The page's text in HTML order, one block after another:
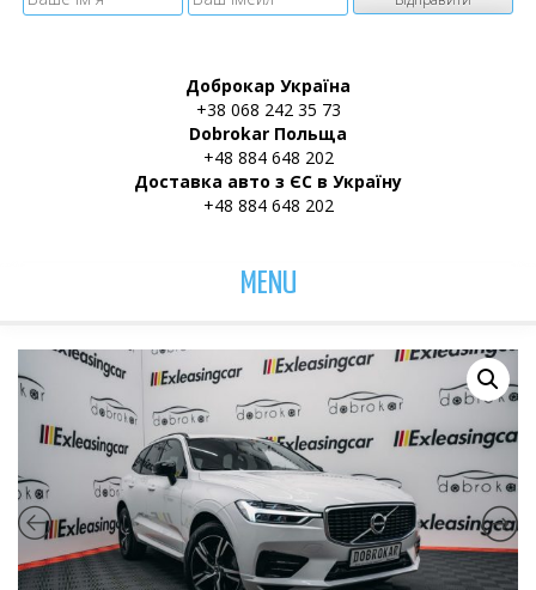
Доброкар Україна
+38 068 242 35 73
Dobrokar Польща
+48 884 648 202
Доставка авто з ЄС в Україну
+48 884 648 202
MENU